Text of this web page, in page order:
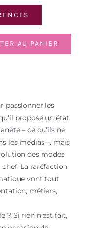
AU PANIER
passionner les
propose un état
– ce qu'ils ne
les médias –, mais
des modes
La raréfaction
vont tout
métiers,
? Si rien n'est fait,